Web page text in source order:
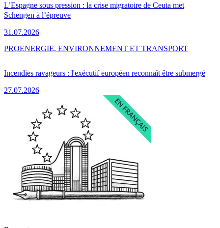
L’Espagne sous pression : la crise migratoire de Ceuta met
Schengen à l’épreuve
31.07.2026
Incendies ravageurs : l'exécutif européen reconnaît être submergé
27.07.2026
PROENERGIE, ENVIRONNEMENT ET TRANSPORT